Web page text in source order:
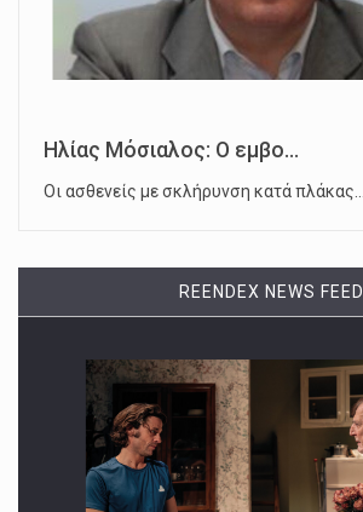
Ηλίας Μόσιαλος: Ο εμβο...
Οι ασθενείς με σκλήρυνση κατά πλάκας…
REENDEX NEWS FEED